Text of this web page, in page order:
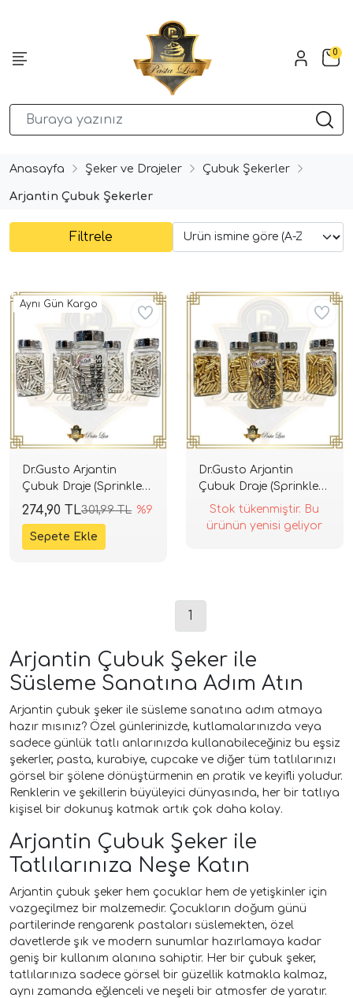
0
Anasayfa Şeker ve Drajeler Çubuk Şekerler
Arjantin Çubuk Şekerler
Filtrele
Dr.Gusto Arjantin
Çubuk Draje (Sprinkles)
100gr - Gümüş
301,99 TL %9
274,90 TL
Aynı Gün Kargo
Dr.Gusto Arjantin
Çubuk Draje (Sprinkles)
100gr - Altın
Stok tükenmiştir. Bu
ürünün yenisi geliyor
1
Arjantin Çubuk Şeker ile
Süsleme Sanatına Adım Atın
Arjantin çubuk şeker ile süsleme sanatına adım atmaya
hazır mısınız? Özel günlerinizde, kutlamalarınızda veya
sadece günlük tatlı anlarınızda kullanabileceğiniz bu eşsiz
şekerler, pasta, kurabiye, cupcake ve diğer tüm tatlılarınızı
görsel bir şölene dönüştürmenin en pratik ve keyifli yoludur.
Renklerin ve şekillerin büyüleyici dünyasında, her bir tatlıya
kişisel bir dokunuş katmak artık çok daha kolay.
Arjantin Çubuk Şeker ile
Tatlılarınıza Neşe Katın
Arjantin çubuk şeker hem çocuklar hem de yetişkinler için
vazgeçilmez bir malzemedir. Çocukların doğum günü
partilerinde rengarenk pastaları süslemekten, özel
davetlerde şık ve modern sunumlar hazırlamaya kadar
geniş bir kullanım alanına sahiptir. Her bir çubuk şeker,
tatlılarınıza sadece görsel bir güzellik katmakla kalmaz,
aynı zamanda eğlenceli ve neşeli bir atmosfer de yaratır.